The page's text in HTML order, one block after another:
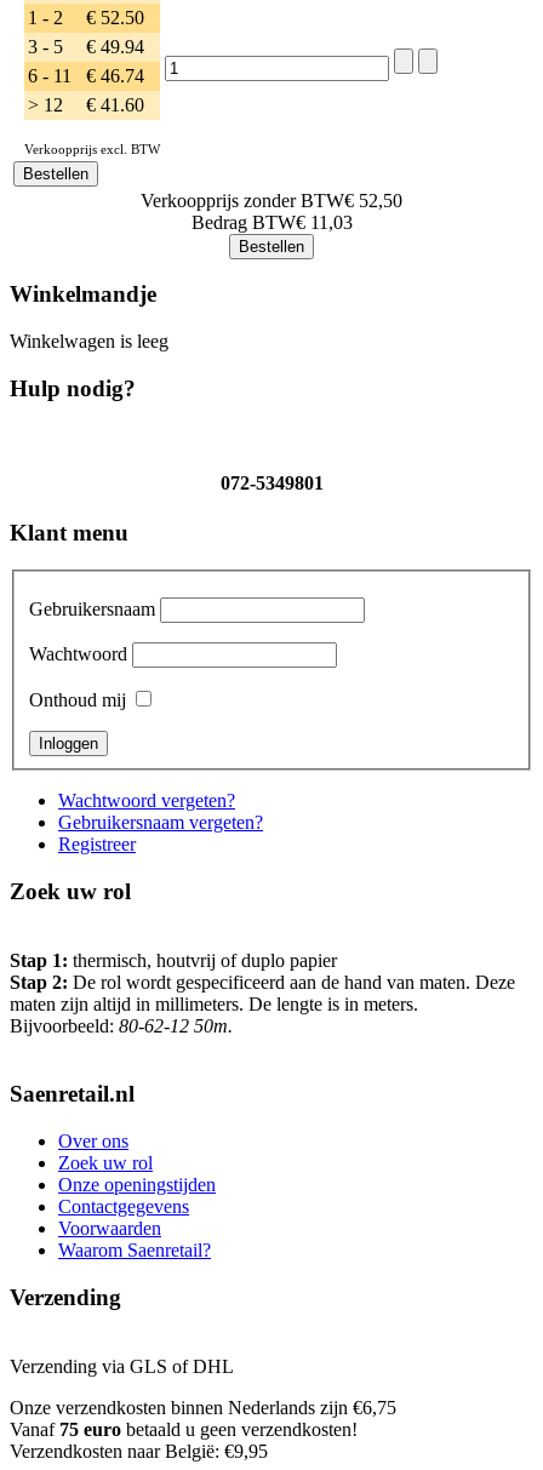
1 - 2
€ 52.50
3 - 5
€ 49.94
6 - 11
€ 46.74
> 12
€ 41.60
Verkoopprijs excl. BTW
Verkoopprijs zonder BTW€ 52,50
Bedrag BTW€ 11,03
Winkelmandje
Winkelwagen is leeg
Hulp nodig?
072-5349801
Klant menu
Gebruikersnaam
Wachtwoord
Onthoud mij
Wachtwoord vergeten?
Gebruikersnaam vergeten?
Registreer
Zoek uw rol
Stap 1: thermisch, houtvrij of duplo papier
Stap 2: De rol wordt gespecificeerd aan de hand van maten. Deze
maten zijn altijd in millimeters. De lengte is in meters.
Bijvoorbeeld: 80-62-12 50m.
Saenretail.nl
Over ons
Zoek uw rol
Onze openingstijden
Contactgegevens
Voorwaarden
Waarom Saenretail?
Verzending
Verzending via GLS of DHL
Onze verzendkosten binnen Nederlands zijn €6,75
Vanaf 75 euro betaald u geen verzendkosten!
Verzendkosten naar België: €9,95